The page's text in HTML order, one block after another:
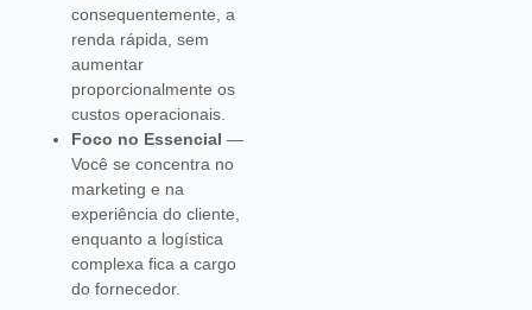
consequentemente, a
renda rápida, sem
aumentar
proporcionalmente os
custos operacionais.
Foco no Essencial —
Você se concentra no
marketing e na
experiência do cliente,
enquanto a logística
complexa fica a cargo
do fornecedor.